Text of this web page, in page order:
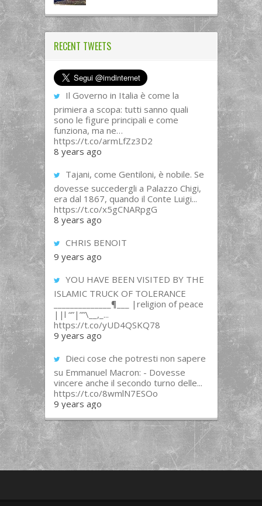
RECENT TWEETS
Il Governo in Italia è come la
primiera a scopa: tutti sanno quali
sono le figure principali e come
funziona, ma ne…
https://t.co/armLfZz3D2
8 years ago
Tajani, come Gentiloni, è nobile. Se
dovesse succedergli a Palazzo Chigi,
era dal 1867, quando il Conte Luigi...
https://t.co/x5gCNARpgG
8 years ago
CHRIS BENOIT
9 years ago
YOU HAVE BEEN VISITED BY THE
ISLAMIC TRUCK OF TOLERANCE
______________¶___ |religion of peace
||l “”|””\__,_...
https://t.co/yUD4QSKQ78
9 years ago
Dieci cose che potresti non sapere
su Emmanuel Macron: - Dovesse
vincere anche il secondo turno delle...
https://t.co/8wmlN7ESOo
9 years ago